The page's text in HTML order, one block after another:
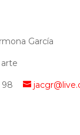
García
98